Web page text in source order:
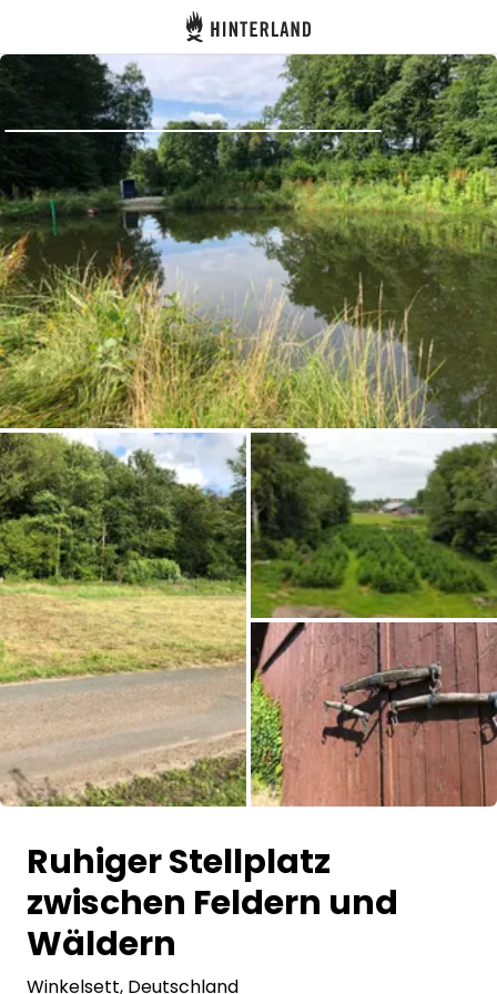
Hinterland
Anmelden
Registrieren
Gastgeber werden
Zelt- & Stellplätze
Unterkünfte
Routen
Frag Howdy
Fotoinspiration
Tipps & Inspiration
Stories
Gutscheine
Shop
Kontakt
Select language
Ruhiger Stellplatz
zwischen Feldern und
Wäldern
Winkelsett, Deutschland